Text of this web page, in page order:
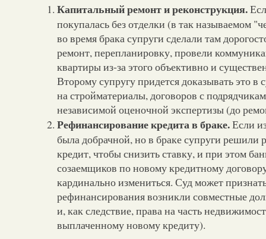
Капитальный ремонт и реконструкция.
покупалась без отделки (в так называемом
во время брака супруги сделали там
ремонт, перепланировку, провели
квартиры из-за этого объективно и
Второму супругу придется доказывать это в
на стройматериалы, договоров с
независимой оценочной экспертизы (до
Рефинансирование кредита в браке.Если
была добрачной, но в браке супруги решили
кредит, чтобы снизить ставку, и при этом
созаемщиков по новому кредитному
кардинально измениться. Суд может
рефинансирования возникли совместные
и, как следствие, права на часть
выплаченному новому кредиту).